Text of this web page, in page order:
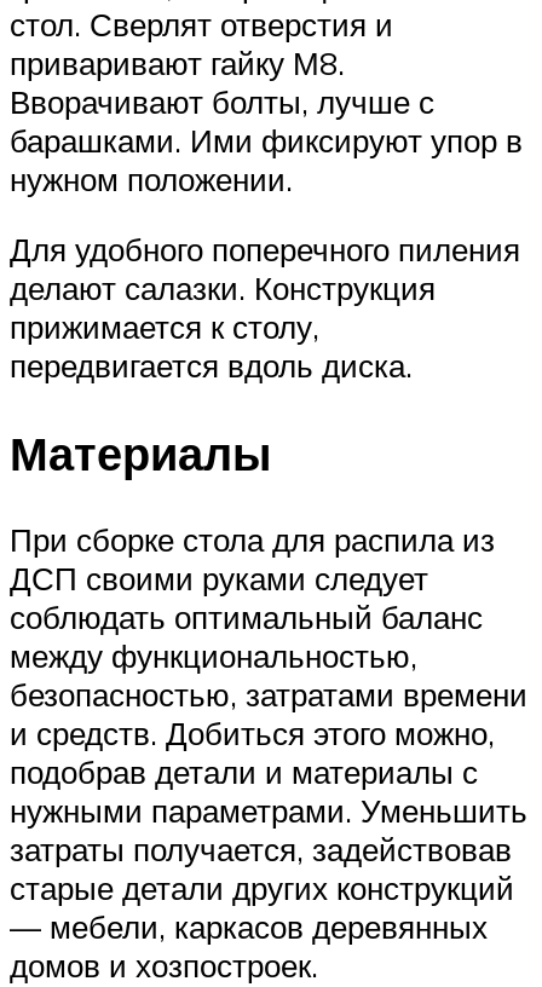
стол. Сверлят отверстия и
приваривают гайку М8.
Вворачивают болты, лучше с
барашками. Ими фиксируют упор в
нужном положении.
Для удобного поперечного пиления
делают салазки. Конструкция
прижимается к столу,
передвигается вдоль диска.
Материалы
При сборке стола для распила из
ДСП своими руками следует
соблюдать оптимальный баланс
между функциональностью,
безопасностью, затратами времени
и средств. Добиться этого можно,
подобрав детали и материалы с
нужными параметрами. Уменьшить
затраты получается, задействовав
старые детали других конструкций
— мебели, каркасов деревянных
домов и хозпостроек.